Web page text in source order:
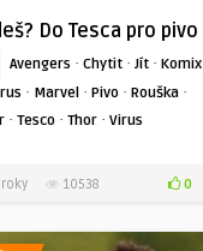
Do Tesca pro pivo
Avengers · Chytit · Jít · Komix
· Marvel · Pivo · Rouška ·
· Tesco · Thor · Virus
10538 0